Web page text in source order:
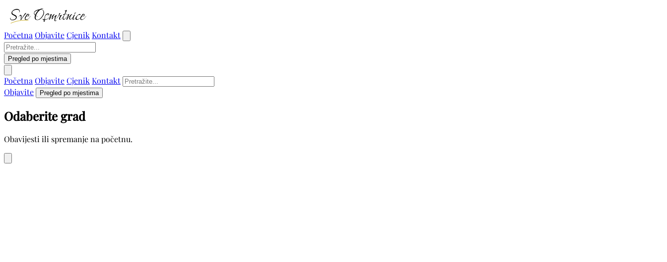
Početna ObjaviteCjenik Kontakt
Pregled po mjestima
Početna ObjaviteCjenik Kontakt
Objavite
Pregled po mjestima
Odaberite grad
Obavijesti ili spremanje na početnu.